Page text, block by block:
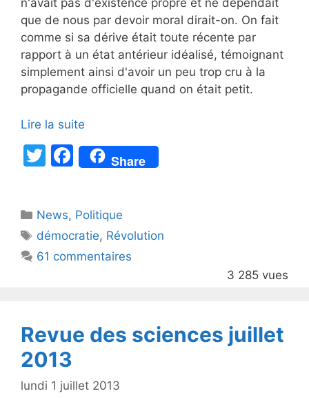
n'avait pas d'existence propre et ne dépendait
que de nous par devoir moral dirait-on. On fait
comme si sa dérive était toute récente par
rapport à un état antérieur idéalisé, témoignant
simplement ainsi d'avoir un peu trop cru à la
propagande officielle quand on était petit.
Lire la suite
T
er
F
a
e
b
o
Share
Catégories
News, Politique
Étiquettes
démocratie, Révolution
61 commentaires
3 285 vues
Revue des sciences juillet
2013
lundi 1 juillet 2013